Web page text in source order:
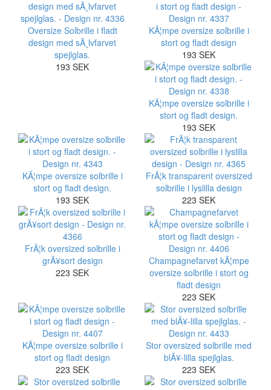
Oversize Solbrille i fladt
design med sÃ¸lvfarvet
spejlglas.
193 SEK
KÃ¦mpe oversize solbrille i
stort og fladt design
193 SEK
KÃ¦mpe oversize solbrille i
stort og fladt design.
193 SEK
KÃ¦mpe oversize solbrille i
stort og fladt design.
193 SEK
FrÃ¦k transparent oversized
solbrille i lyslilla design
223 SEK
FrÃ¦k oversized solbrille i
grÃ¥sort design
223 SEK
Champagnefarvet kÃ¦mpe
oversize solbrille i stort og
fladt design
223 SEK
KÃ¦mpe oversize solbrille i
stort og fladt design
223 SEK
Stor oversized solbrille med
blÃ¥-lilla spejlglas.
223 SEK